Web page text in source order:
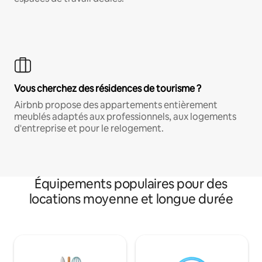
Vous cherchez des résidences de tourisme ?
Airbnb propose des appartements entièrement
meublés adaptés aux professionnels, aux logements
d'entreprise et pour le relogement.
Équipements populaires pour des
locations moyenne et longue durée